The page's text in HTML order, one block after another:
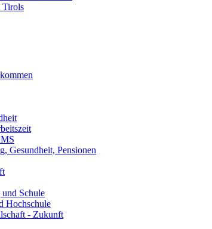
Tirols
Gesundheit, Pensionen
Schule
Hochschule
- Zukunft